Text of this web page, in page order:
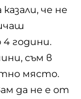
че не
4 години.
съм в
място.
да не е от